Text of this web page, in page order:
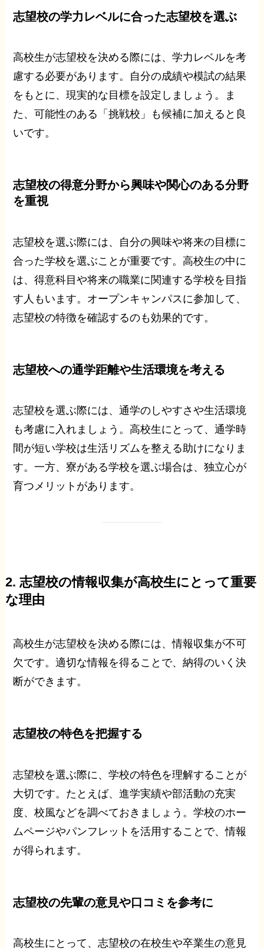
志望校の学力レベルに合った志望校を選ぶ
高校生が志望校を決める際には、学力レベルを考
慮する必要があります。自分の成績や模試の結果
をもとに、現実的な目標を設定しましょう。ま
た、可能性のある「挑戦校」も候補に加えると良
いです。
志望校の得意分野から興味や関心のある分野
を重視
志望校を選ぶ際には、自分の興味や将来の目標に
合った学校を選ぶことが重要です。高校生の中に
は、得意科目や将来の職業に関連する学校を目指
す人もいます。オープンキャンパスに参加して、
志望校の特徴を確認するのも効果的です。
志望校への通学距離や生活環境を考える
志望校を選ぶ際には、通学のしやすさや生活環境
も考慮に入れましょう。高校生にとって、通学時
間が短い学校は生活リズムを整える助けになりま
す。一方、寮がある学校を選ぶ場合は、独立心が
育つメリットがあります。
2. 志望校の情報収集が高校生にとって重要
な理由
高校生が志望校を決める際には、情報収集が不可
欠です。適切な情報を得ることで、納得のいく決
断ができます。
志望校の特色を把握する
志望校を選ぶ際に、学校の特色を理解することが
大切です。たとえば、進学実績や部活動の充実
度、校風などを調べておきましょう。学校のホー
ムページやパンフレットを活用することで、情報
が得られます。
志望校の先輩の意見や口コミを参考に
高校生にとって、志望校の在校生や卒業生の意見